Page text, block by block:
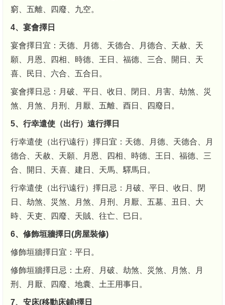
窮、五離、四廢、九空。
4、宴會擇日
宴會擇日宜：天德、月德、天德合、月德合、天赦、天
願、月恩、四相、時德、王日、福德、三合、開日、天
喜、民日、六合、五合日。
宴會擇日忌：月破、平日、收日、閉日、月害、劫煞、災
煞、月煞、月刑、月厭、五離、酉日、四廢日。
5、行幸遣使（出行）遠行擇日
行幸遣使（出行\遠行）擇日宜：天德、月德、天德合、月
德合、天赦、天願、月恩、四相、時德、王日、福德、三
合、開日、天喜、建日、天馬、驛馬日。
行幸遣使（出行\遠行）擇日忌：月破、平日、收日、閉
日、劫煞、災煞、月煞、月刑、月厭、五墓、丑日、大
時、天吏、四廢、天賊、往亡、巳日。
6、修飾垣牆擇日(房屋裝修)
修飾垣牆擇日宜：平日。
修飾垣牆擇日忌：土府、月破、劫煞、災煞、月煞、月
刑、月厭、四廢、地囊、土王用事日。
7、安床(移動床鋪)擇日